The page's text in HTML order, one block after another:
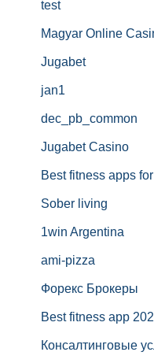
test
Magyar Online
Jugabet
jan1
dec_pb_common
Jugabet Casino
Best fitness apps
Sober living
1win Argentina
ami-pizza
Форекс Брокеры
Best fitness app
Консалтинговые